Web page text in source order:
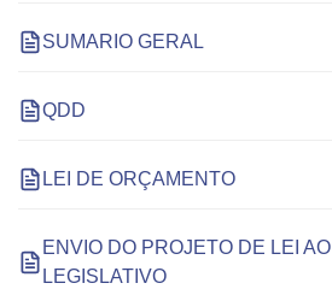
SUMARIO GERAL
QDD
LEI DE ORÇAMENTO
ENVIO DO PROJETO DE LEI AO
LEGISLATIVO